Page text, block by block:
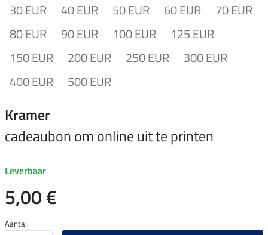
30 EUR
40 EUR 50 EUR 60 EUR
70 EUR
80 EUR
90 EUR 100 EUR
125 EUR
150 EUR
200 EUR 250 EUR
300 EUR
400 EUR
500 EUR
Kramer
cadeaubon om online uit te printen
Leverbaar
5,00 €
Aantal: